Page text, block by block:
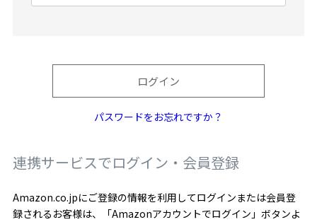
必
ログイン
パスワードをお忘れですか？
連携サービスでログイン・会員登録
Amazon.co.jpにご登録の情報を利用してログインまたは会員登
録されるお客様は、「Amazonアカウントでログイン」ボタンよ